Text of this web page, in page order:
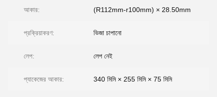
আকার: (R112mm-r100mm) × 28.50mm
প্রক্রিয়াকরণ: ভিজা চাপানো
লেপ: লেপ নেই
প্যাকেজের আকার: 340 মিমি × 255 মিমি × 75 মিমি